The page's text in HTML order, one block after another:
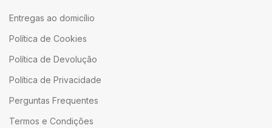
Entregas ao domicílio
Política de Cookies
Política de Devolução
Política de Privacidade
Perguntas Frequentes
Termos e Condições